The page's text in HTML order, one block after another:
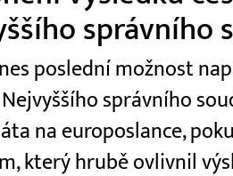
správního
poslední možnost
správního
na europoslance,
který hrubě ovlivnil